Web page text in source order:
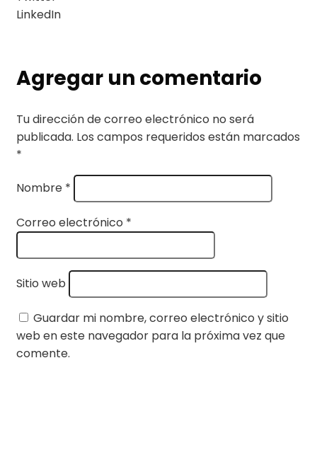
LinkedIn
Agregar un comentario
Tu dirección de correo electrónico no será
publicada. Los campos requeridos están marcados
*
Nombre *
Correo electrónico *
Sitio web
Guardar mi nombre, correo electrónico y sitio
web en este navegador para la próxima vez que
comente.